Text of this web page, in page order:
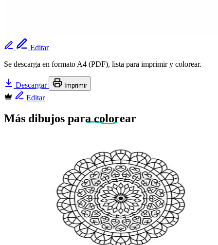
Editar
Se descarga en formato A4 (PDF), lista para imprimir y colorear.
Descargar Imprimir
Editar
Más dibujos para colorear